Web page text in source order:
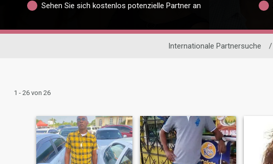
Sehen Sie sich kostenlos potenzielle Partner an
Internationale Partnersuche /
1 - 26 von 26